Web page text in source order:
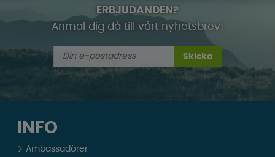
ERBJUDANDEN?
Anmäl dig då till vårt nyhetsbrev!
Skicka
INFO
Ambassadörer